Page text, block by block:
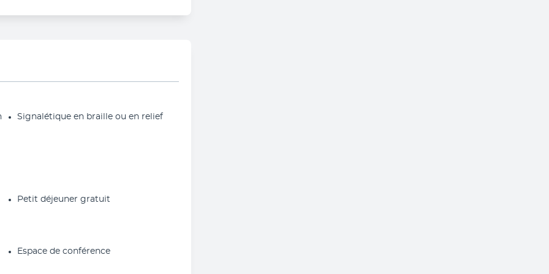
Signalétique en braille ou en relief
Petit déjeuner gratuit
Espace de conférence